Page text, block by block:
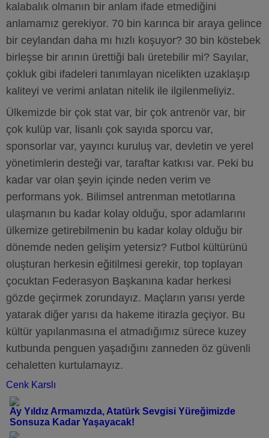
kalabalık olmanın bir anlam ifade etmediğini
anlamamız gerekiyor. 70 bin karınca bir araya gelince
bir ceylandan daha mı hızlı koşuyor? 30 bin köstebek
birleşse bir arının ürettiği balı üretebilir mi? Sayılar,
çokluk gibi ifadeleri tanımlayan nicelikten uzaklaşıp
kaliteyi ve verimi anlatan nitelik ile ilgilenmeliyiz.
Ülkemizde bir çok stat var, bir çok antrenör var, bir
çok kulüp var, lisanlı çok sayıda sporcu var,
sponsorlar var, yayıncı kuruluş var, devletin ve yerel
yönetimlerin desteği var, taraftar katkısı var. Peki bu
kadar var olan şeyin içinde neden verim ve
performans yok. Bilimsel antrenman metotlarına
ulaşmanın bu kadar kolay olduğu, spor adamlarını
ülkemize getirebilmenin bu kadar kolay olduğu bir
dönemde neden gelişim yetersiz? Futbol kültürünü
oluşturan herkesin eğitilmesi gerekir, top toplayan
çocuktan Federasyon Başkanına kadar herkesi
gözde geçirmek zorundayız. Maçların yarısı yerde
yatarak diğer yarısı da hakeme itirazla geçiyor. Bu
kültür yapılanmasına el atmadığımız sürece kuzey
kutbunda penguen yaşadığını zanneden öz güvenli
cehaletten kurtulamayız.
Cenk Karslı
Ay Yıldız Armamızda, Atatürk Sevgisi Yüreğimizde
Sonsuza Kadar Yaşayacak!